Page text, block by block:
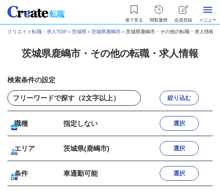
後で見る 閲覧履歴 会員登録 メニュー
クリエイト転職・求人TOP ＞茨城県＞茨城県鹿嶋市＞茨城県鹿嶋市・その他の転職・求人情報
茨城県鹿嶋市・その他の転職・求人情報
検索条件の設定
絞り込む
職種 指定しない 選択
エリア 茨城県(鹿嶋市) 選択
条件 車通勤可能 選択